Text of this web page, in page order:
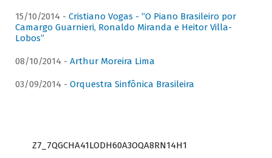
15/10/2014 - Cristiano Vogas - “O Piano Brasileiro por
Camargo Guarnieri, Ronaldo Miranda e Heitor Villa-
Lobos”
08/10/2014 - Arthur Moreira Lima
03/09/2014 - Orquestra Sinfônica Brasileira
Z7_7QGCHA41LODH60A3OQA8RN14H1